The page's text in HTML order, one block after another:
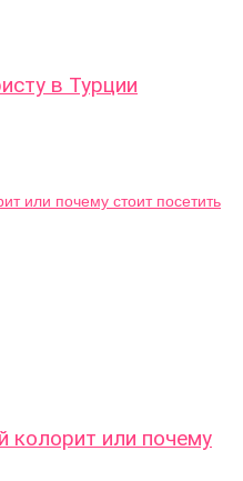
в Турции
или почему